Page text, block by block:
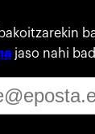
jaso nahi